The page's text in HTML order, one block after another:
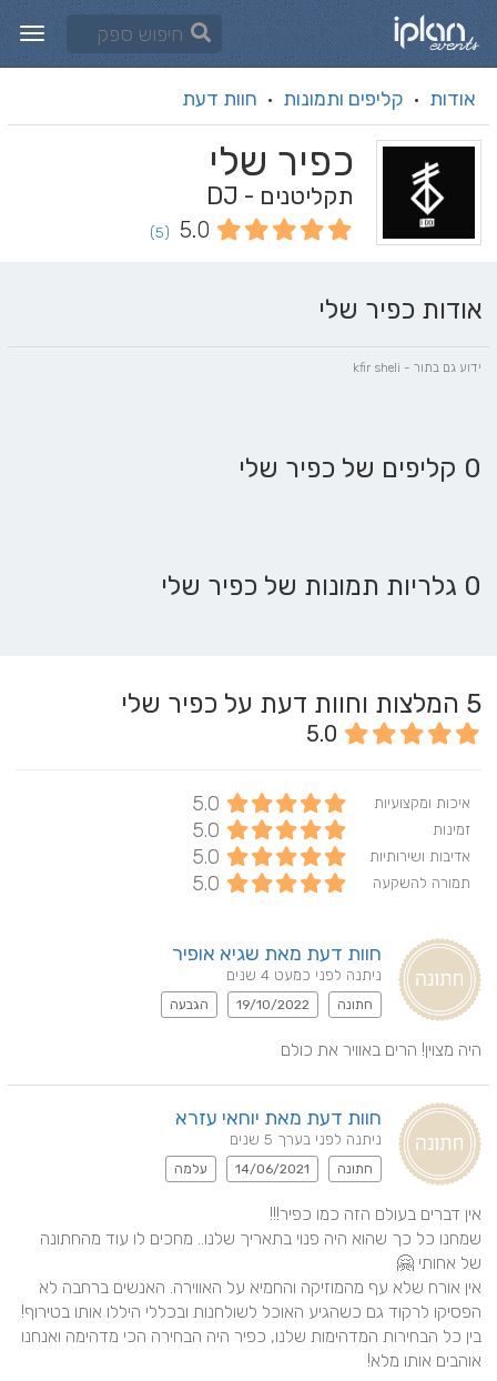
אודות · קליפים ותמונות · חוות דעת
כפיר שלי
תקליטנים - DJ
5.0
(5)
אודות כפיר שלי
ידוע גם בתור - kfir sheli
0 קליפים של כפיר שלי
0 גלריות תמונות של כפיר שלי
5 המלצות וחוות דעת על כפיר שלי
5.0
איכות ומקצועיות 5.0
זמינות 5.0
אדיבות ושירותיות 5.0
תמורה להשקעה 5.0
חוות דעת מאת שגיא אופיר
ניתנה לפני כמעט 4 שנים
חתונה 19/10/2022 הגבעה
היה מצוין! הרים באוויר את כולם
חוות דעת מאת יוחאי עזרא
ניתנה לפני בערך 5 שנים
חתונה 14/06/2021 עלמה
אוהבים אותו מלא!